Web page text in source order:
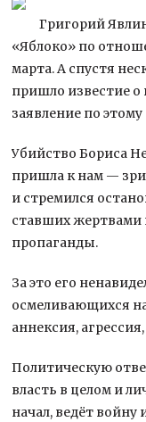
Григорий
«Яблоко» по
марта. А спустя
пришло известие о
заявление по
Убийство Бориса
пришла к нам —
и стремился
ставших жертвами
пропаганды.
За это его
осмеливающихся
аннексия,
Политическую
власть в целом и
начал, ведёт